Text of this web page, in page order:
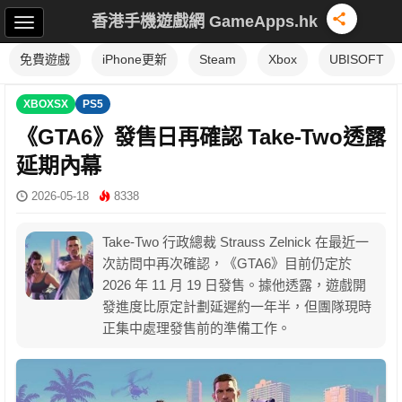
香港手機遊戲網 GameApps.hk
免費遊戲 iPhone更新 Steam Xbox UBISOFT
XBOXSX PS5
《GTA6》發售日再確認 Take-Two透露
延期內幕
2026-05-18 8338
Take-Two 行政總裁 Strauss Zelnick 在最近一
次訪問中再次確認，《GTA6》目前仍定於
2026 年 11 月 19 日發售。據他透露，遊戲開
發進度比原定計劃延遲約一年半，但團隊現時
正集中處理發售前的準備工作。